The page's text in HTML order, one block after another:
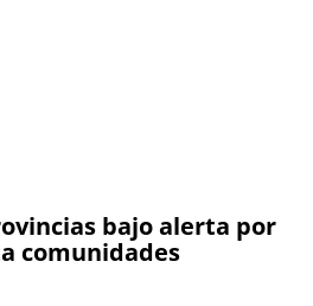
bajo alerta por
comunidades